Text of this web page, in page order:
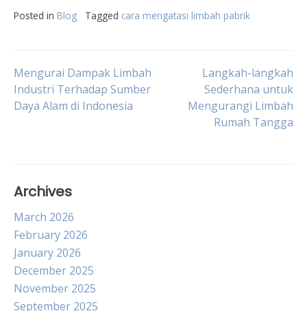
Posted in Blog Tagged cara mengatasi limbah pabrik
Post
navigation
Mengurai Dampak Limbah
Industri Terhadap Sumber
Daya Alam di Indonesia
Langkah-langkah
Sederhana untuk
Mengurangi Limbah
Rumah Tangga
Archives
March 2026
February 2026
January 2026
December 2025
November 2025
September 2025